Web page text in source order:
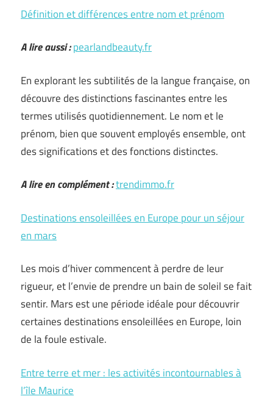
Définition et différences entre nom et prénom
A lire aussi :pearlandbeauty.fr
En explorant les subtilités de la langue française, on
découvre des distinctions fascinantes entre les
termes utilisés quotidiennement. Le nom et le
prénom, bien que souvent employés ensemble, ont
des significations et des fonctions distinctes.
A lire en complément :trendimmo.fr
Destinations ensoleillées en Europe pour un séjour
en mars
Les mois d’hiver commencent à perdre de leur
rigueur, et l’envie de prendre un bain de soleil se fait
sentir. Mars est une période idéale pour découvrir
certaines destinations ensoleillées en Europe, loin
de la foule estivale.
Entre terre et mer : les activités incontournables à
l’île Maurice